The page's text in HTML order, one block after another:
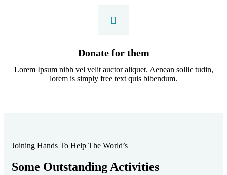
Donate for them
Lorem Ipsum nibh vel velit auctor aliquet. Aenean sollic tudin,
lorem is simply free text quis bibendum.
Joining Hands To Help The World’s
Some Outstanding Activities